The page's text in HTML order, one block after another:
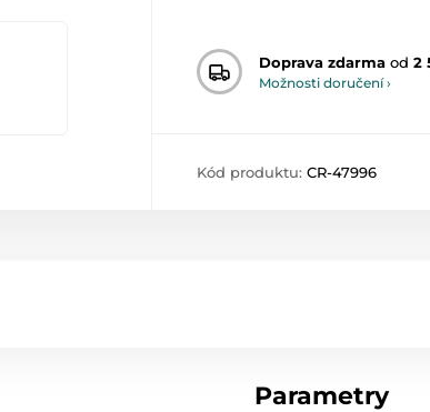
Doprava zdarma od 2
Možnosti doručení ›
Kód produktu: CR-47996
Parametry